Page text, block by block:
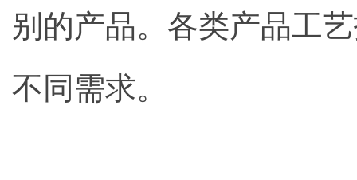
别的产品。各类产品工
不同需求。